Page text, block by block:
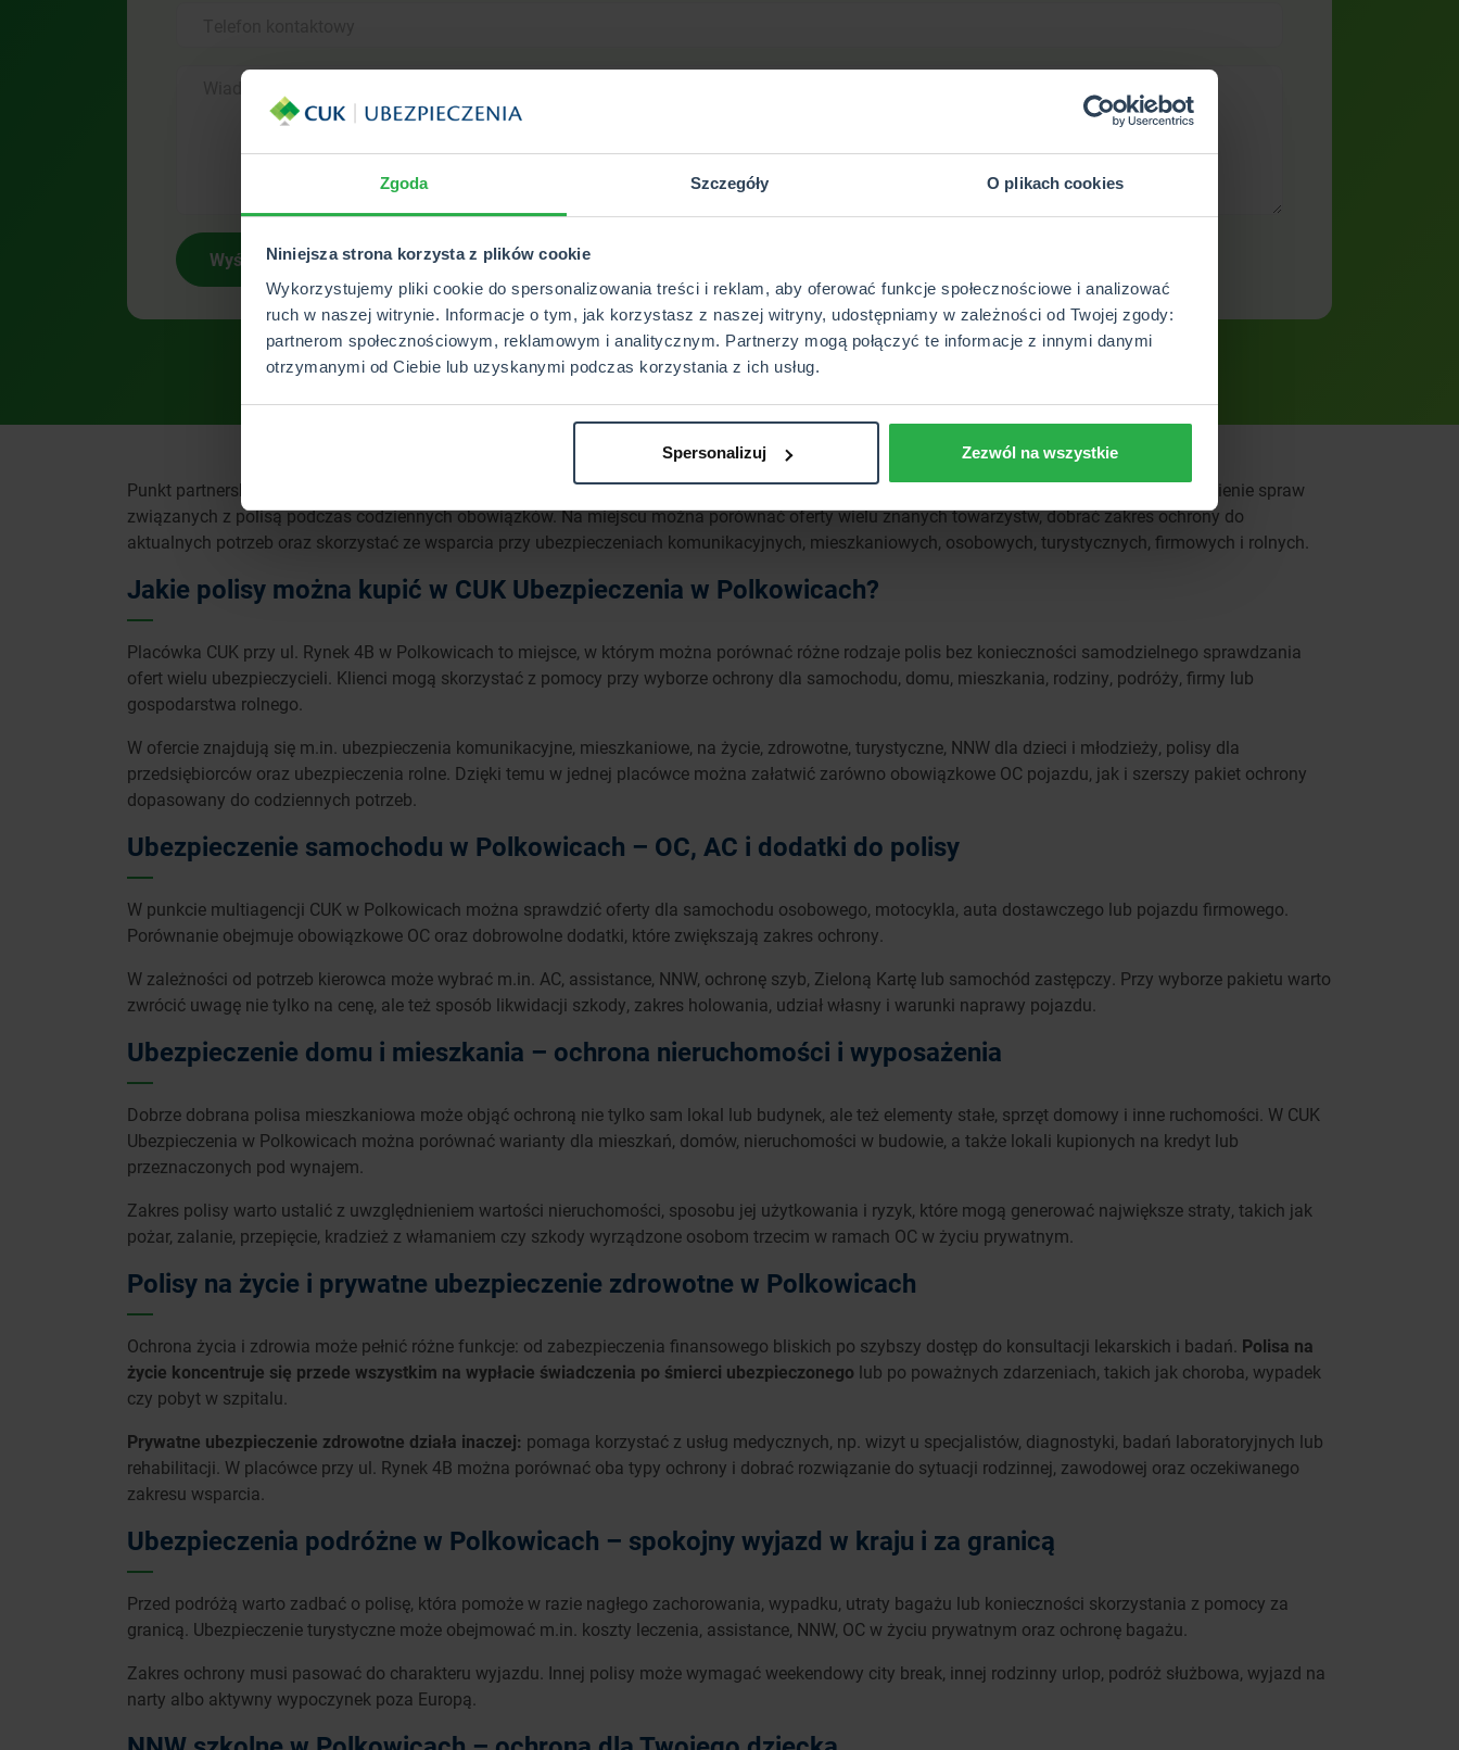
Zgoda Szczegóły O plikach cookies
Niniejsza strona korzysta z plików cookie
Wykorzystujemy pliki cookie do spersonalizowania treści i reklam, aby oferować funkcje społecznościowe i analizować
ruch w naszej witrynie. Informacje o tym, jak korzystasz z naszej witryny, udostępniamy w zależności od Twojej zgody:
partnerom społecznościowym, reklamowym i analitycznym. Partnerzy mogą połączyć te informacje z innymi danymi
otrzymanymi od Ciebie lub uzyskanymi podczas korzystania z ich usług.
Spersonalizuj Zezwól na wszystkie
Wyślij
Punkt partnerski multiagencji CUK Ubezpieczenia w Polkowicach przy ul. Rynek 4B działa w ścisłym centrum miasta, co ułatwia szybkie załatwienie spraw
związanych z polisą podczas codziennych obowiązków. Na miejscu można porównać oferty wielu znanych towarzystw, dobrać zakres ochrony do
aktualnych potrzeb oraz skorzystać ze wsparcia przy ubezpieczeniach komunikacyjnych, mieszkaniowych, osobowych, turystycznych, firmowych i rolnych.
Jakie polisy można kupić w CUK Ubezpieczenia w Polkowicach?
Placówka CUK przy ul. Rynek 4B w Polkowicach to miejsce, w którym można porównać różne rodzaje polis bez konieczności samodzielnego sprawdzania
ofert wielu ubezpieczycieli. Klienci mogą skorzystać z pomocy przy wyborze ochrony dla samochodu, domu, mieszkania, rodziny, podróży, firmy lub
gospodarstwa rolnego.
W ofercie znajdują się m.in. ubezpieczenia komunikacyjne, mieszkaniowe, na życie, zdrowotne, turystyczne, NNW dla dzieci i młodzieży, polisy dla
przedsiębiorców oraz ubezpieczenia rolne. Dzięki temu w jednej placówce można załatwić zarówno obowiązkowe OC pojazdu, jak i szerszy pakiet ochrony
dopasowany do codziennych potrzeb.
Ubezpieczenie samochodu w Polkowicach – OC, AC i dodatki do polisy
W punkcie multiagencji CUK w Polkowicach można sprawdzić oferty dla samochodu osobowego, motocykla, auta dostawczego lub pojazdu firmowego.
Porównanie obejmuje obowiązkowe OC oraz dobrowolne dodatki, które zwiększają zakres ochrony.
W zależności od potrzeb kierowca może wybrać m.in. AC, assistance, NNW, ochronę szyb, Zieloną Kartę lub samochód zastępczy. Przy wyborze pakietu warto
zwrócić uwagę nie tylko na cenę, ale też sposób likwidacji szkody, zakres holowania, udział własny i warunki naprawy pojazdu.
Ubezpieczenie domu i mieszkania – ochrona nieruchomości i wyposażenia
Dobrze dobrana polisa mieszkaniowa może objąć ochroną nie tylko sam lokal lub budynek, ale też elementy stałe, sprzęt domowy i inne ruchomości. W CUK
Ubezpieczenia w Polkowicach można porównać warianty dla mieszkań, domów, nieruchomości w budowie, a także lokali kupionych na kredyt lub
przeznaczonych pod wynajem.
Zakres polisy warto ustalić z uwzględnieniem wartości nieruchomości, sposobu jej użytkowania i ryzyk, które mogą generować największe straty, takich jak
pożar, zalanie, przepięcie, kradzież z włamaniem czy szkody wyrządzone osobom trzecim w ramach OC w życiu prywatnym.
Polisy na życie i prywatne ubezpieczenie zdrowotne w Polkowicach
Ochrona życia i zdrowia może pełnić różne funkcje: od zabezpieczenia finansowego bliskich po szybszy dostęp do konsultacji lekarskich i badań. Polisa na
życie koncentruje się przede wszystkim na wypłacie świadczenia po śmierci ubezpieczonego lub po poważnych zdarzeniach, takich jak choroba, wypadek
czy pobyt w szpitalu.
Prywatne ubezpieczenie zdrowotne działa inaczej: pomaga korzystać z usług medycznych, np. wizyt u specjalistów, diagnostyki, badań laboratoryjnych lub
rehabilitacji. W placówce przy ul. Rynek 4B można porównać oba typy ochrony i dobrać rozwiązanie do sytuacji rodzinnej, zawodowej oraz oczekiwanego
zakresu wsparcia.
Ubezpieczenia podróżne w Polkowicach – spokojny wyjazd w kraju i za granicą
Przed podróżą warto zadbać o polisę, która pomoże w razie nagłego zachorowania, wypadku, utraty bagażu lub konieczności skorzystania z pomocy za
granicą. Ubezpieczenie turystyczne może obejmować m.in. koszty leczenia, assistance, NNW, OC w życiu prywatnym oraz ochronę bagażu.
Zakres ochrony musi pasować do charakteru wyjazdu. Innej polisy może wymagać weekendowy city break, innej rodzinny urlop, podróż służbowa, wyjazd na
narty albo aktywny wypoczynek poza Europą.